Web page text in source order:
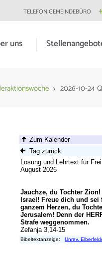
TELEFON GEMEINDEBÜRO
uns
> 2026-10-24